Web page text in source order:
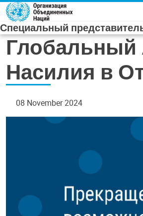
Skip to main content
Специальный
Глобальный
Насилия в
08 November 2024